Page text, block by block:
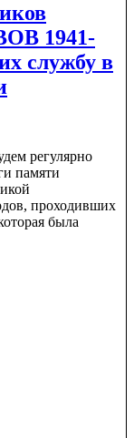
1941-
службу в
регулярно
памяти
проходивших
была